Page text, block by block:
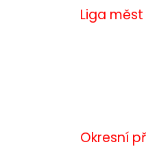
Liga
Okresní